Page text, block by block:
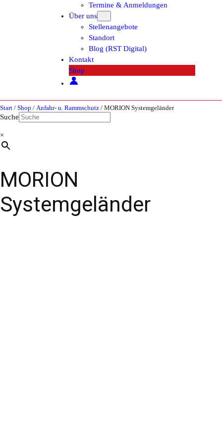
Termine & Anmeldungen
Über uns
Stellenangebote
Standort
Blog (RST Digital)
Kontakt
Shop
Start / Shop / Anfahr- u. Rammschutz / MORION Systemgeländer
Suche
×
MORION
Systemgeländer